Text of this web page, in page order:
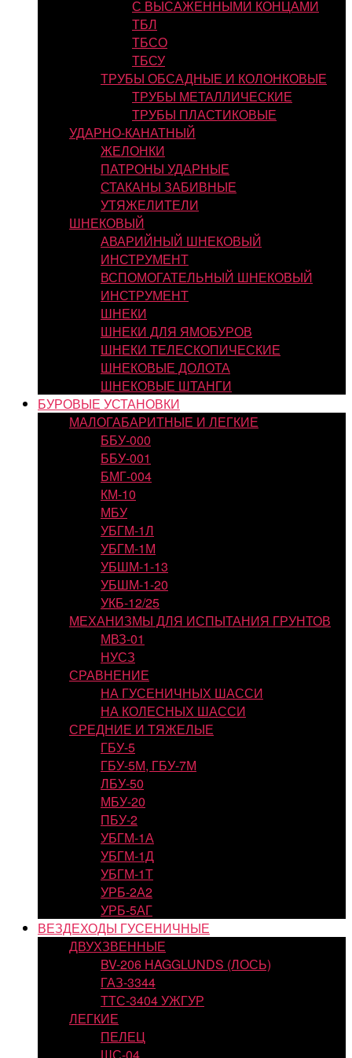
С ВЫСАЖЕННЫМИ КОНЦАМИ
ТБЛ
ТБСО
ТБСУ
ТРУБЫ ОБСАДНЫЕ И КОЛОНКОВЫЕ
ТРУБЫ МЕТАЛЛИЧЕСКИЕ
ТРУБЫ ПЛАСТИКОВЫЕ
УДАРНО-КАНАТНЫЙ
ЖЕЛОНКИ
ПАТРОНЫ УДАРНЫЕ
СТАКАНЫ ЗАБИВНЫЕ
УТЯЖЕЛИТЕЛИ
ШНЕКОВЫЙ
АВАРИЙНЫЙ ШНЕКОВЫЙ
ИНСТРУМЕНТ
ВСПОМОГАТЕЛЬНЫЙ ШНЕКОВЫЙ
ИНСТРУМЕНТ
ШНЕКИ
ШНЕКИ ДЛЯ ЯМОБУРОВ
ШНЕКИ ТЕЛЕСКОПИЧЕСКИЕ
ШНЕКОВЫЕ ДОЛОТА
ШНЕКОВЫЕ ШТАНГИ
БУРОВЫЕ УСТАНОВКИ
МАЛОГАБАРИТНЫЕ И ЛЕГКИЕ
ББУ-000
ББУ-001
БМГ-004
КМ-10
МБУ
УБГМ-1Л
УБГМ-1М
УБШМ-1-13
УБШМ-1-20
УКБ-12/25
МЕХАНИЗМЫ ДЛЯ ИСПЫТАНИЯ ГРУНТОВ
МВЗ-01
НУСЗ
СРАВНЕНИЕ
НА ГУСЕНИЧНЫХ ШАССИ
НА КОЛЕСНЫХ ШАССИ
СРЕДНИЕ И ТЯЖЕЛЫЕ
ГБУ-5
ГБУ-5М, ГБУ-7М
ЛБУ-50
МБУ-20
ПБУ-2
УБГМ-1А
УБГМ-1Д
УБГМ-1Т
УРБ-2А2
УРБ-5АГ
ВЕЗДЕХОДЫ ГУСЕНИЧНЫЕ
ДВУХЗВЕННЫЕ
BV-206 HAGGLUNDS (ЛОСЬ)
ГАЗ-3344
ТТС-3404 УЖГУР
ЛЕГКИЕ
ПЕЛЕЦ